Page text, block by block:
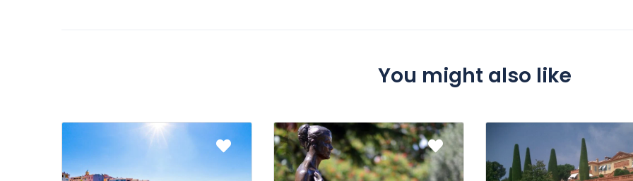
You might also like